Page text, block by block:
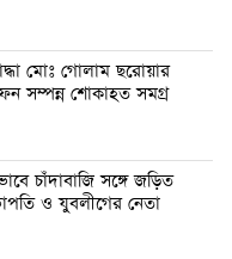
মোঃ গোলাম ছরোয়ার
সম্পন্ন শোকাহত সমগ্র
চাঁদাবাজি সঙ্গে জড়িত
ও যুবলীগের নেতা